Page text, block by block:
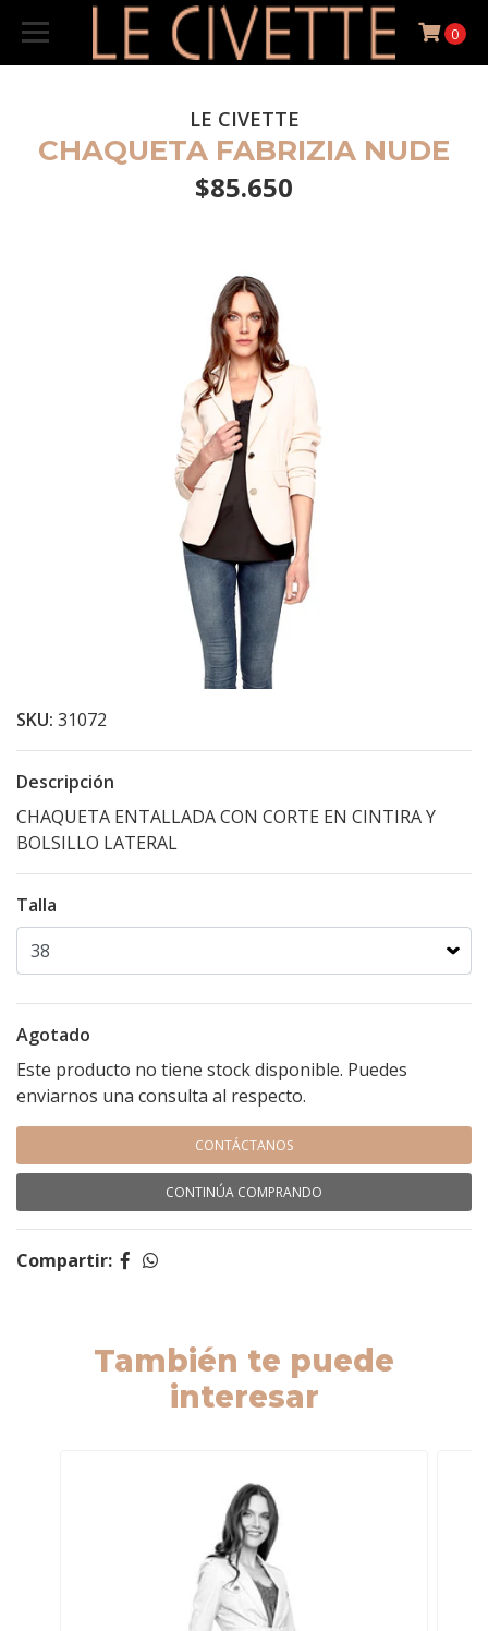
0
LE CIVETTE
CHAQUETA FABRIZIA NUDE
$85.650
SKU: 31072
Descripción
CHAQUETA ENTALLADA CON CORTE EN CINTIRA Y
BOLSILLO LATERAL
Talla
Agotado
Este producto no tiene stock disponible. Puedes
enviarnos una consulta al respecto.
CONTÁCTANOS
CONTINÚA COMPRANDO
Compartir:
También te puede
interesar